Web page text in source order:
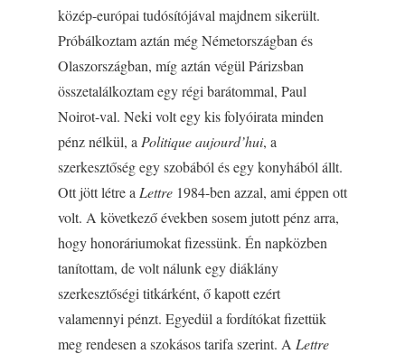
közép-európai tudósítójával majdnem sikerült.
Próbálkoztam aztán még Németországban és
Olaszországban, míg aztán végül Párizsban
összetalálkoztam egy régi barátommal, Paul
Noirot-val. Neki volt egy kis folyóirata minden
pénz nélkül, a Politique aujourd’hui, a
szerkesztőség egy szobából és egy konyhából állt.
Ott jött létre a Lettre 1984-ben azzal, ami éppen ott
volt. A következő években sosem jutott pénz arra,
hogy honoráriumokat fizessünk. Én napközben
tanítottam, de volt nálunk egy diáklány
szerkesztőségi titkárként, ő kapott ezért
valamennyi pénzt. Egyedül a fordítókat fizettük
meg rendesen a szokásos tarifa szerint. A Lettre